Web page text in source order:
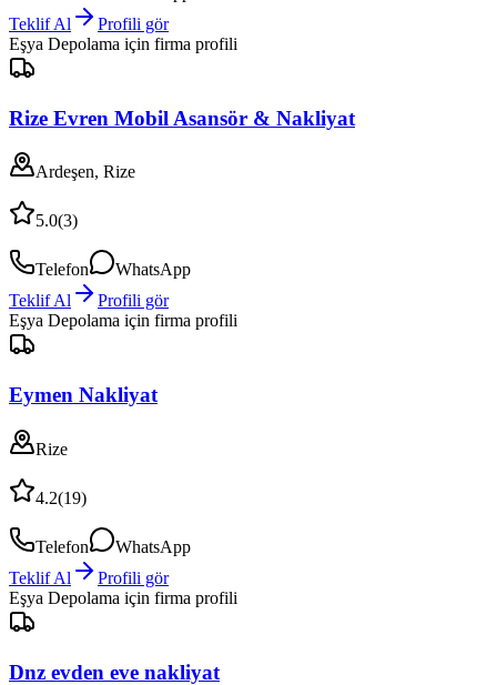
Teklif Al
Profili gör
Eşya Depolama için firma profili
Rize Evren Mobil Asansör & Nakliyat
Ardeşen, Rize
5.0(3)
Telefon
WhatsApp
Teklif Al
Profili gör
Eşya Depolama için firma profili
Eymen Nakliyat
Rize
4.2(19)
Telefon
WhatsApp
Teklif Al
Profili gör
Eşya Depolama için firma profili
Dnz evden eve nakliyat